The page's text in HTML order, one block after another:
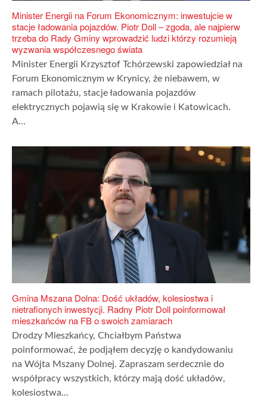
Minister Energii na Forum Ekonomicznym: inwestujcie w
stacje ładowania pojazdów. Piotr Doll – zgoda, ale najpierw
trzeba do Rady Gminy wprowadzić ludzi którzy rozumieją
wyzwania współczesnego świata
Minister Energii Krzysztof Tchórzewski zapowiedział na
Forum Ekonomicznym w Krynicy, że niebawem, w
ramach pilotażu, stacje ładowania pojazdów
elektrycznych pojawią się w Krakowie i Katowicach.
A...
Gmina Mszana Dolna: Dość układów, kolesiostwa i
nietrafionych inwestycji. Radny Piotr Doll poinformował
mieszkańców na FB o swoich zamiarach
Drodzy Mieszkańcy, Chciałbym Państwa
poinformować, że podjąłem decyzję o kandydowaniu
na Wójta Mszany Dolnej. Zapraszam serdecznie do
współpracy wszystkich, którzy mają dość układów,
kolesiostwa...